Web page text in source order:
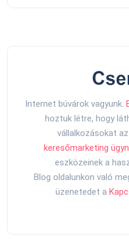
Internet búvárok vagyunk.
hoztuk létre, hogy
vállalkozásokat
keresőmarketing
eszközeinek a
Blog oldalunkon való
üzenetedet a